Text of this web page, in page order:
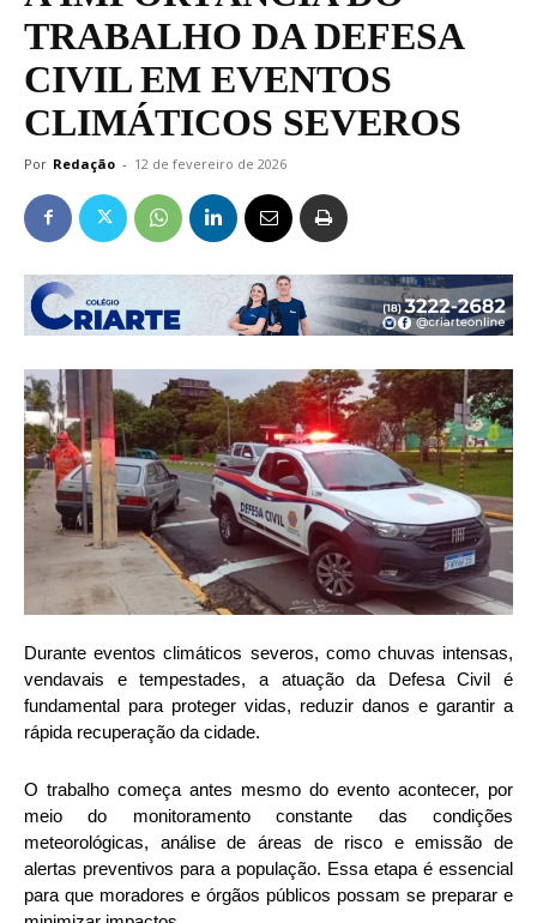
TRABALHO DA DEFESA
CIVIL EM EVENTOS
CLIMÁTICOS SEVEROS
Por Redação - 12 de fevereiro de 2026
Durante eventos climáticos severos, como chuvas intensas,
vendavais e tempestades, a atuação da Defesa Civil é
fundamental para proteger vidas, reduzir danos e garantir a
rápida recuperação da cidade.
O trabalho começa antes mesmo do evento acontecer, por
meio do monitoramento constante das condições
meteorológicas, análise de áreas de risco e emissão de
alertas preventivos para a população. Essa etapa é essencial
para que moradores e órgãos públicos possam se preparar e